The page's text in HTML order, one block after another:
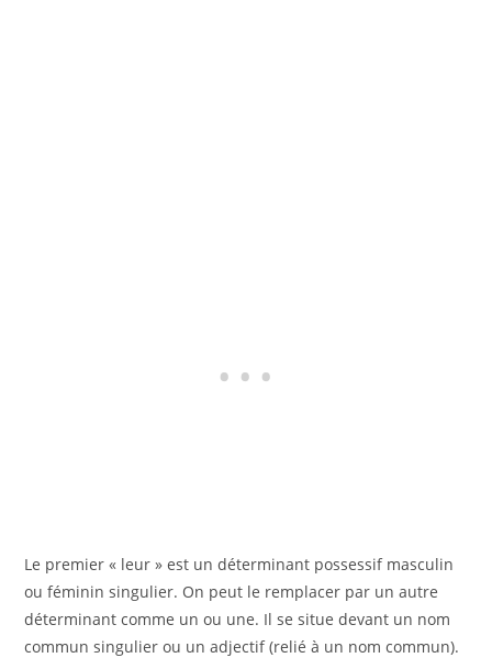
Le premier « leur » est un déterminant possessif masculin
ou féminin singulier. On peut le remplacer par un autre
déterminant comme un ou une. Il se situe devant un nom
commun singulier ou un adjectif (relié à un nom commun).